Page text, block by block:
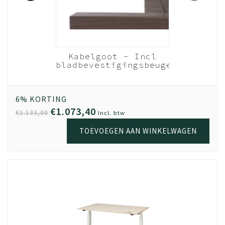
Kabelgoot - Incl
bladbevestigingsbeugels
- 160cm bureau
Zwart
6% KORTING
€1.133,00 €1.073,40 Incl. btw
TOEVOEGEN AAN WINKELWAGEN